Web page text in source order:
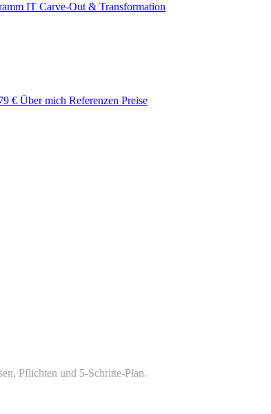
IT Carve-Out & Transformation
€ Über mich Referenzen Preise
Pflichten und 5-Schritte-Plan.